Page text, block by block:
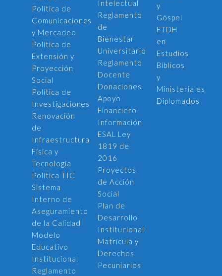
Política de
Comunicaciones
y Mercadeo
Política de
Extensión y
Proyección
Social
Política de
Investigaciones
Renovación
de
Infraestructura
Física y
Tecnología
Política TIC
Sistema
Interno de
Aseguramiento
de la Calidad
Modelo
Educativo
Institucional
Reglamento
Intelectual
Reglamento
de
Bienestar
Universitario
Reglamento
Docente
Donaciones
Apoyo
Financiero
Información
ESAL Ley
1819 de
2016
Proyectos
de Acción
Social
Plan de
Desarrollo
Institucional
Matrícula y
Derechos
Pecuniarios
y
Góspel
ETDH
en
Estudios
Bíblicos
y
Ministeriales
Diplomados